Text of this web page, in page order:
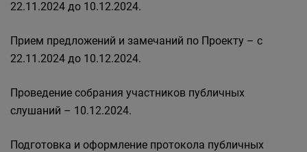
22.11.2024 до 10.12.2024.
Прием предложений и замечаний по Проекту – с
22.11.2024 до 10.12.2024.
Проведение собрания участников публичных
слушаний – 10.12.2024.
Подготовка и оформление протокола публичных